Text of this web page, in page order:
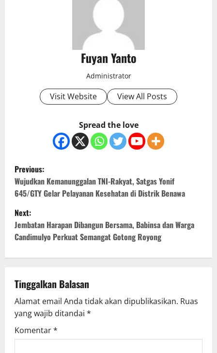
Fuyan Yanto
Administrator
Visit Website View All Posts
Spread the love
P
o
s
t
n
v
i
g
Previous:
Wujudkan Kemanunggalan TNI-Rakyat, Satgas Yonif
645/GTY Gelar Pelayanan Kesehatan di Distrik Benawa
Next:
Jembatan Harapan Dibangun Bersama, Babinsa dan Warga
Candimulyo Perkuat Semangat Gotong Royong
Tinggalkan Balasan
Alamat email Anda tidak akan dipublikasikan. Ruas
yang wajib ditandai *
Komentar*